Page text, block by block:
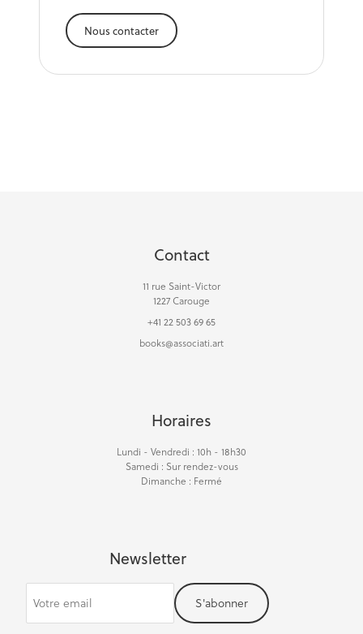
Nous contacter
Contact
11 rue Saint-Victor
1227 Carouge
+41 22 503 69 65
books@associati.art
Horaires
Lundi - Vendredi : 10h - 18h30
Samedi : Sur rendez-vous
Dimanche : Fermé
Newsletter
S'abonner